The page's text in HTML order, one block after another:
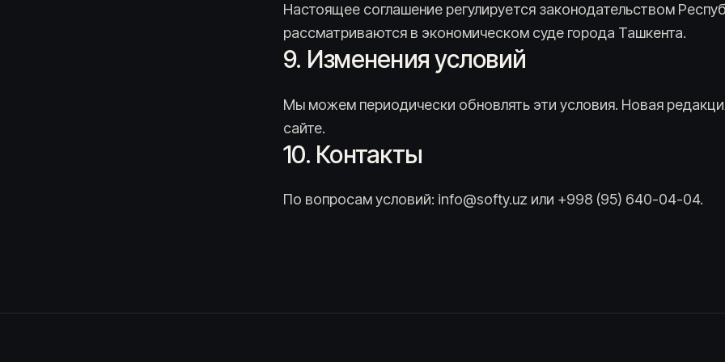
Настоящее соглашение регулируется законодательством
рассматриваются в экономическом суде города Ташкента.
9. Изменения условий
Мы можем периодически обновлять эти условия. Новая
сайте.
10. Контакты
По вопросам условий: info@softy.uz или +998 (95) 640-04-04.